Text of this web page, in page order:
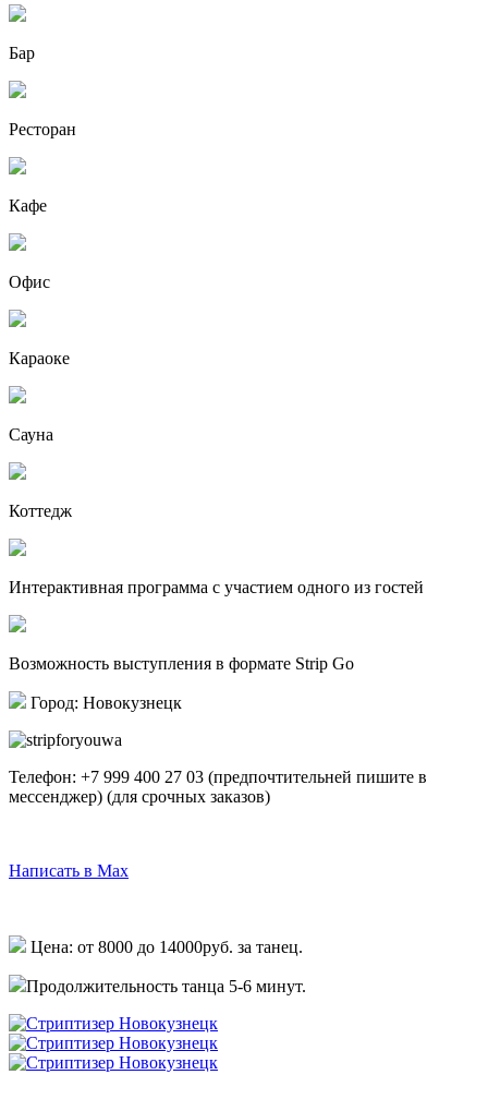
Бар
Ресторан
Кафе
Офис
Караоке
Сауна
Коттедж
Интерактивная программа с участием одного из гостей
Возможность выступления в формате Strip Go
Город: Новокузнецк
Телефон: +7 999 400 27 03 (предпочтительней пишите в
мессенджер) (для срочных заказов)
Написать в Max
Цена: от 8000 до 14000руб. за танец.
Продолжительность танца 5-6 минут.